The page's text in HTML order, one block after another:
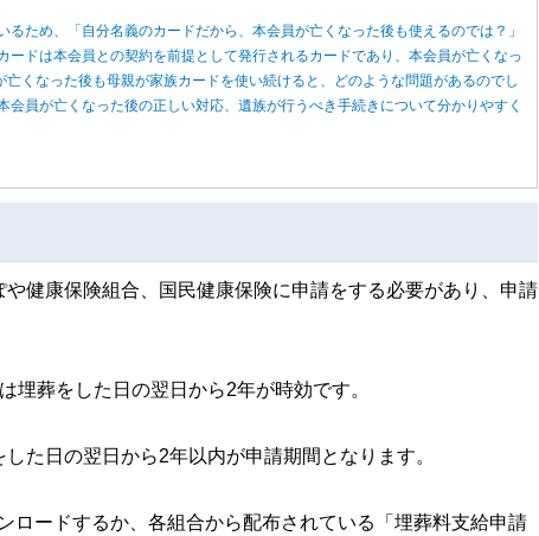
ため、「自分名義のカードだから、本会員が亡くなった後も使えるのでは？」
ードは本会員との契約を前提として発行されるカードであり、本会員が亡くなっ
くなった後も母親が家族カードを使い続けると、どのような問題があるのでし
会員が亡くなった後の正しい対応、遺族が行うべき手続きについて分かりやすく
健康保険組合、国民健康保険に申請をする必要があり、申請
埋葬をした日の翌日から2年が時効です。
た日の翌日から2年以内が申請期間となります。
ードするか、各組合から配布されている「埋葬料支給申請